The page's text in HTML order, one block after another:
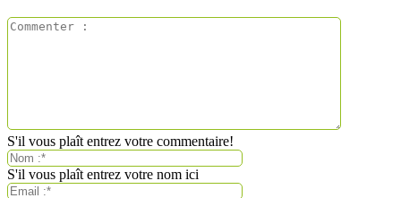
S'il vous plaît entrez votre commentaire!
S'il vous plaît entrez votre nom ici